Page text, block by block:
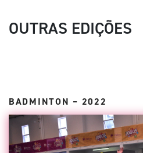
OUTRAS EDIÇÕES
BADMINTON – 2022